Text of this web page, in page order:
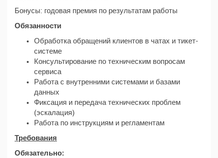
Бонусы: годовая премия по результатам работы
Обязанности
Обработка обращений клиентов в чатах и тикет-
системе
Консультирование по техническим вопросам
сервиса
Работа с внутренними системами и базами
данных
Фиксация и передача технических проблем
(эскалация)
Работа по инструкциям и регламентам
Требования
Обязательно: